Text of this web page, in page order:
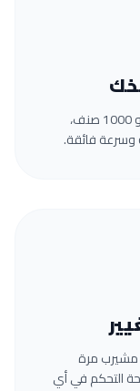
سواء كانت قائمة مطعمك تضم 10 أصناف أو 1000 صنف،
وسرعة فائقة.
مشيرب مرة
التحكم في أي